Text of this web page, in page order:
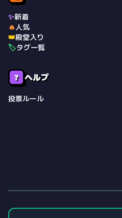
✨新着
🔥人気
👑殿堂入り
🏷️タグ一覧
❓ ヘルプ
投票ルール